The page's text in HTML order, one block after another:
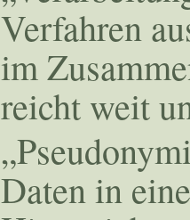
Verfahren
im
reicht weit
Daten in